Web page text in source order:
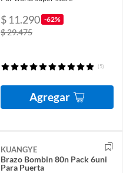
$ 11.290 -62%
$ 29.475
(5)
Agregar
KUANGYE
Brazo Bombin 80n Pack 6uni
Para Puerta